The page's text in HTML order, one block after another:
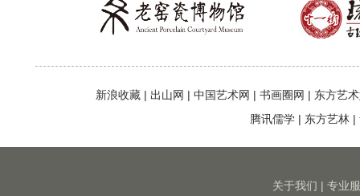
新浪收藏 | 出山网 | 中国艺术网 | 书画圈网 | 东方艺
腾讯儒学 | 东方艺林 |
关于我们 | 专业